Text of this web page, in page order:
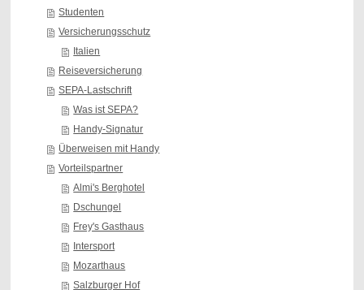
Studenten
Versicherungsschutz
Italien
Reiseversicherung
SEPA-Lastschrift
Was ist SEPA?
Handy-Signatur
Überweisen mit Handy
Vorteilspartner
Almi's Berghotel
Dschungel
Frey's Gasthaus
Intersport
Mozarthaus
Salzburger Hof